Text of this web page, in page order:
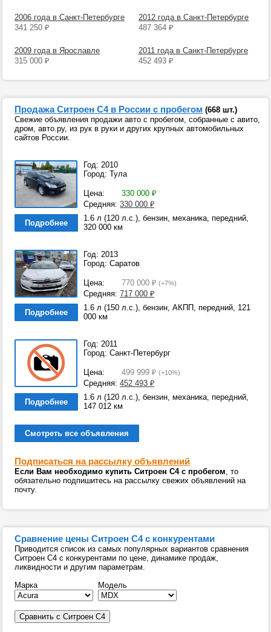
2006 года в Санкт-Петербурге
341 250 ₽
2012 года в Санкт-Петербурге
487 364 ₽
2009 года в Ярославле
315 000 ₽
2011 года в Санкт-Петербурге
452 493 ₽
Продажа Ситроен С4 в России с пробегом (668 шт.)
Свежие объявления продажи авто с пробегом, собранные с авито,
дром, авто.ру, из рук в руки и других крупных автомобильных
сайтов России.
Год: 2010
Город: Тула
Цена: 330 000 ₽
Средняя: 330 000 ₽
Подробнее
1.6 л (120 л.с.), бензин, механика, передний,
320 000 км
Год: 2013
Город: Саратов
Цена: 770 000 ₽ (+7%)
Средняя: 717 000 ₽
Подробнее
1.6 л (150 л.с.), бензин, АКПП, передний, 121
000 км
Год: 2011
Город: Санкт-Петербург
Цена: 499 999 ₽ (+10%)
Средняя: 452 493 ₽
Подробнее
1.6 л (120 л.с.), бензин, механика, передний,
147 012 км
Смотреть все объявления
Подписаться на рассылку объявлений
Если Вам необходимо купить Ситроен С4 с пробегом, то
обязательно подпишитесь на рассылку свежих объявлений на
почту.
Сравнение цены Ситроен С4 с конкурентами
Приводится список из самых популярных вариантов сравнения
Ситроен С4 с конкурентами по цене, динамике продаж,
ликвидности и другим параметрам.
Марка
Модель